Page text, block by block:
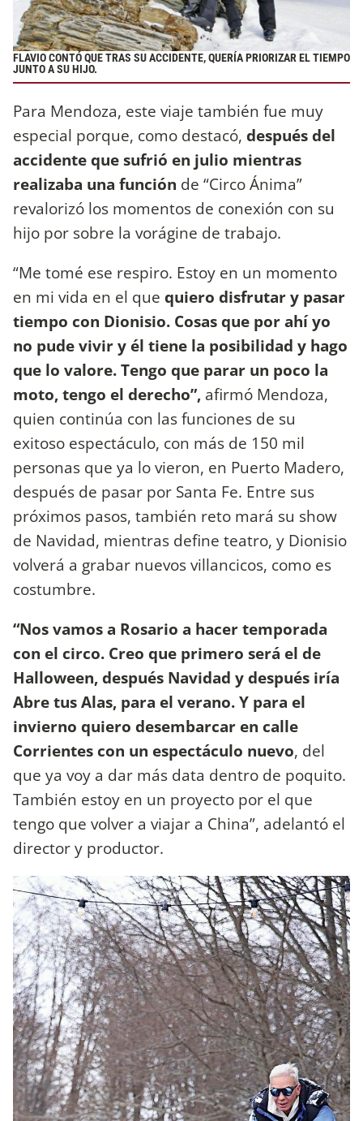
FLAVIO CONTÓ QUE TRAS SU ACCIDENTE, QUERÍA PRIORIZAR EL TIEMPO
JUNTO A SU HIJO.
Para Mendoza, este viaje también fue muy
especial porque, como destacó, después del
accidente que sufrió en julio mientras
realizaba una función de “Circo Ánima”
revalorizó los momentos de conexión con su
hijo por sobre la vorágine de trabajo.
“Me tomé ese respiro. Estoy en un momento
en mi vida en el que quiero disfrutar y pasar
tiempo con Dionisio. Cosas que por ahí yo
no pude vivir y él tiene la posibilidad y hago
que lo valore. Tengo que parar un poco la
moto, tengo el derecho”, afirmó Mendoza,
quien continúa con las funciones de su
exitoso espectáculo, con más de 150 mil
personas que ya lo vieron, en Puerto Madero,
después de pasar por Santa Fe. Entre sus
próximos pasos, también reto mará su show
de Navidad, mientras define teatro, y Dionisio
volverá a grabar nuevos villancicos, como es
costumbre.
“Nos vamos a Rosario a hacer temporada
con el circo. Creo que primero será el de
Halloween, después Navidad y después iría
Abre tus Alas, para el verano. Y para el
invierno quiero desembarcar en calle
Corrientes con un espectáculo nuevo, del
que ya voy a dar más data dentro de poquito.
También estoy en un proyecto por el que
tengo que volver a viajar a China”, adelantó el
director y productor.